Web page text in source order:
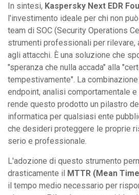
In sintesi, Kaspersky Next EDR
l'investimento ideale per chi non
team di SOC (Security Operations
strumenti professionali per rilevare,
agli attacchi. È una soluzione che
"speranza che nulla accada" alla
tempestivamente". La
endpoint, analisi comportamentale
rende questo prodotto un pilastro
informatica per qualsiasi ente
che desideri proteggere le proprie
serio e professionale.
L'adozione di questo strumento
drasticamente il MTTR (Mean
il tempo medio necessario per